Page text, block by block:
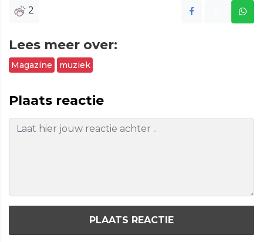
2
Lees meer over:
Magazine muziek
Plaats reactie
PLAATS REACTIE